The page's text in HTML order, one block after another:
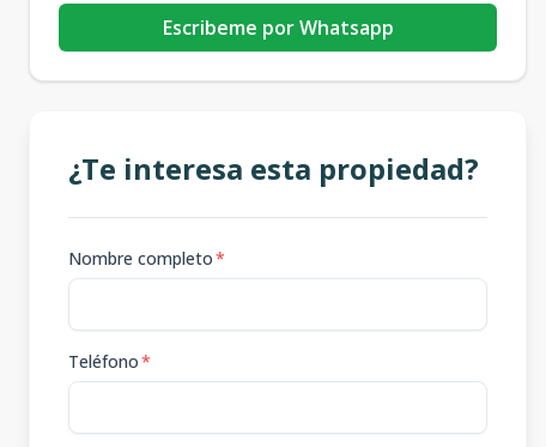
Escribeme por Whatsapp
¿Te interesa esta propiedad?
Nombre completo*
Teléfono*